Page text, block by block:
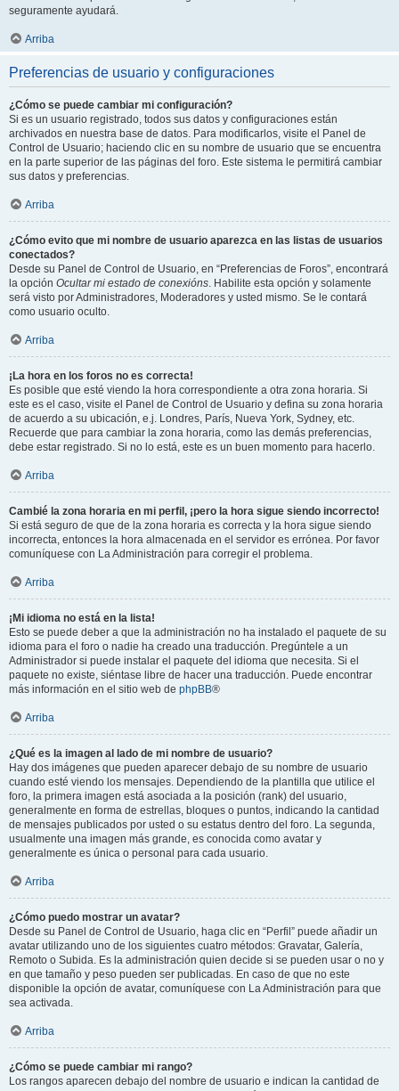
seguramente ayudará.
Arriba
Preferencias de usuario y configuraciones
¿Cómo se puede cambiar mi configuración?
Si es un usuario registrado, todos sus datos y configuraciones están
archivados en nuestra base de datos. Para modificarlos, visite el Panel de
Control de Usuario; haciendo clic en su nombre de usuario que se encuentra
en la parte superior de las páginas del foro. Este sistema le permitirá cambiar
sus datos y preferencias.
Arriba
¿Cómo evito que mi nombre de usuario aparezca en las listas de usuarios
conectados?
Desde su Panel de Control de Usuario, en “Preferencias de Foros”, encontrará
la opción Ocultar mi estado de conexións. Habilite esta opción y solamente
será visto por Administradores, Moderadores y usted mismo. Se le contará
como usuario oculto.
Arriba
¡La hora en los foros no es correcta!
Es posible que esté viendo la hora correspondiente a otra zona horaria. Si
este es el caso, visite el Panel de Control de Usuario y defina su zona horaria
de acuerdo a su ubicación, e.j. Londres, París, Nueva York, Sydney, etc.
Recuerde que para cambiar la zona horaria, como las demás preferencias,
debe estar registrado. Si no lo está, este es un buen momento para hacerlo.
Arriba
Cambié la zona horaria en mi perfil, ¡pero la hora sigue siendo incorrecto!
Si está seguro de que de la zona horaria es correcta y la hora sigue siendo
incorrecta, entonces la hora almacenada en el servidor es errónea. Por favor
comuníquese con La Administración para corregir el problema.
Arriba
¡Mi idioma no está en la lista!
Esto se puede deber a que la administración no ha instalado el paquete de su
idioma para el foro o nadie ha creado una traducción. Pregúntele a un
Administrador si puede instalar el paquete del idioma que necesita. Si el
paquete no existe, siéntase libre de hacer una traducción. Puede encontrar
más información en el sitio web de phpBB®
Arriba
¿Qué es la imagen al lado de mi nombre de usuario?
Hay dos imágenes que pueden aparecer debajo de su nombre de usuario
cuando esté viendo los mensajes. Dependiendo de la plantilla que utilice el
foro, la primera imagen está asociada a la posición (rank) del usuario,
generalmente en forma de estrellas, bloques o puntos, indicando la cantidad
de mensajes publicados por usted o su estatus dentro del foro. La segunda,
usualmente una imagen más grande, es conocida como avatar y
generalmente es única o personal para cada usuario.
Arriba
¿Cómo puedo mostrar un avatar?
Desde su Panel de Control de Usuario, haga clic en “Perfil” puede añadir un
avatar utilizando uno de los siguientes cuatro métodos: Gravatar, Galería,
Remoto o Subida. Es la administración quien decide si se pueden usar o no y
en que tamaño y peso pueden ser publicadas. En caso de que no este
disponible la opción de avatar, comuníquese con La Administración para que
sea activada.
Arriba
¿Cómo se puede cambiar mi rango?
Los rangos aparecen debajo del nombre de usuario e indican la cantidad de